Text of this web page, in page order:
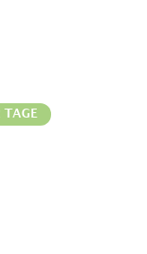
TAGE